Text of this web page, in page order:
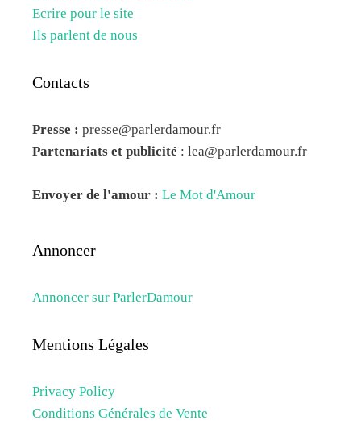
Ecrire pour le site
Ils parlent de nous
Contacts
Presse : presse@parlerdamour.fr
Partenariats et publicité : lea@parlerdamour.fr
Envoyer de l'amour : Le Mot d'Amour
Annoncer
Annoncer sur ParlerDamour
Mentions Légales
Privacy Policy
Conditions Générales de Vente